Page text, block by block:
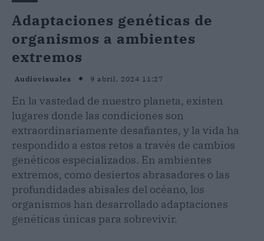
Adaptaciones genéticas de
organismos a ambientes
extremos
Audiovisuales 9 abril, 2024 11:27
En la vastedad de nuestro planeta, existen
lugares donde las condiciones son
extraordinariamente desafiantes, y la vida ha
respondido a estos retos a través de cambios
genéticos especializados. En ambientes
extremos, como desiertos abrasadores o las
profundidades abisales del océano, los
organismos han desarrollado adaptaciones
genéticas únicas para sobrevivir.